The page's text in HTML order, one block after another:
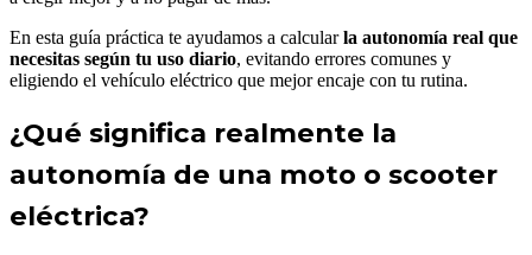
En esta guía práctica te ayudamos a calcularla autonomía real que
necesitas según tu uso diario, evitando errores comunes y
eligiendo el vehículo eléctrico que mejor encaje con tu rutina.
¿Qué significa realmente la
autonomía de una moto o scooter
eléctrica?